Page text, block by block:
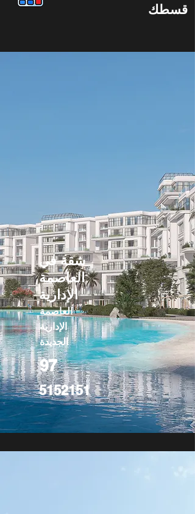
قسطك
شقة في
العاصمة
الإدارية
العاصمة
الإدارية
الجديدة
97
5152151